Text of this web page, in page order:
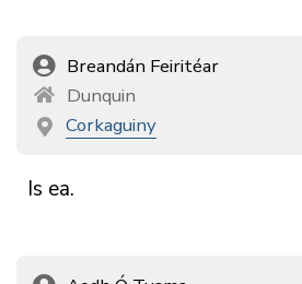
Breandán Feiritéar
Dunquin
Corkaguiny
Is ea.